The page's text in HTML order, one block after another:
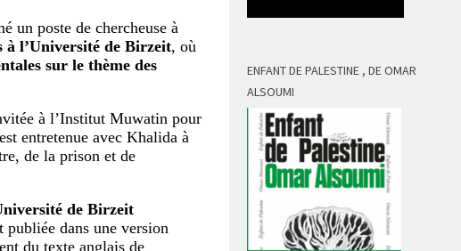
un poste de chercheuse à
l’Université de Birzeit, où
sur le thème des
à l’Institut Muwatin pour
entretenue avec Khalida à
de la prison et de
de Birzeit
publiée dans une version
du texte anglais de
ENFANT DE PALESTINE , DE OMAR
ALSOUMI